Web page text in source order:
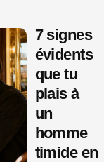
7 signes
évidents
que tu
plais à
un
homme
timide en